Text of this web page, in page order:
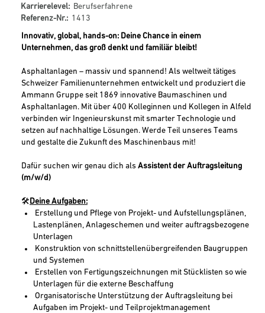
Karrierelevel: Berufserfahrene
Referenz-Nr.: 1413
Innovativ, global, hands-on: Deine Chance in einem
Unternehmen, das groß denkt und familiär bleibt!
Asphaltanlagen – massiv und spannend! Als weltweit tätiges
Schweizer Familienunternehmen entwickelt und produziert die
Ammann Gruppe seit 1869 innovative Baumaschinen und
Asphaltanlagen. Mit über 400 Kolleginnen und Kollegen in Alfeld
verbinden wir Ingenieurskunst mit smarter Technologie und
setzen auf nachhaltige Lösungen. Werde Teil unseres Teams
und gestalte die Zukunft des Maschinenbaus mit!
Dafür suchen wir genau dich als Assistent der Auftragsleitung
(m/w/d)
🛠️Deine Aufgaben:
Erstellung und Pflege von Projekt- und Aufstellungsplänen,
Lastenplänen, Anlageschemen und weiter auftragsbezogene
Unterlagen
Konstruktion von schnittstellenübergreifenden Baugruppen
und Systemen
Erstellen von Fertigungszeichnungen mit Stücklisten so wie
Unterlagen für die externe Beschaffung
Organisatorische Unterstützung der Auftragsleitung bei
Aufgaben im Projekt- und Teilprojektmanagement